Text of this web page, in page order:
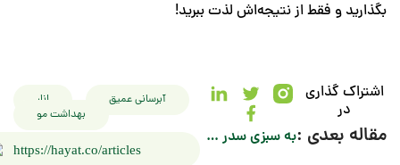
از نتیجه‌اش لذت ببرید!
:به سبزی سدر …
آبرسانی عمیق
انار
https://hayat.co/articles